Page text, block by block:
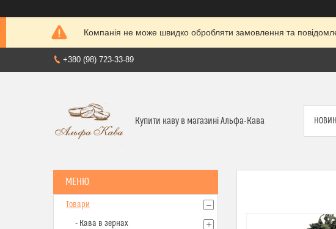
Компанія не може швидко обробляти замовлення та
+380 (98) 723-33-89
Купити каву в магазині Альфа-Кава
Товари
- Кава в зернах